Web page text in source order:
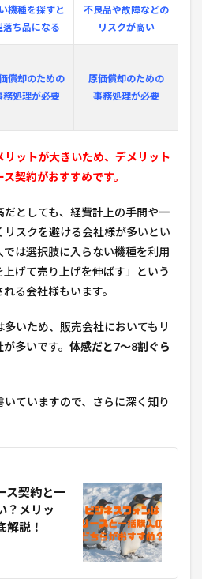
機種を探すと
落ち品になる
不良品や故障などの
リスクが高い
償却のための
務処理が必要
原価償却のための
事務処理が必要
ットが大きいため、デメリット
契約がおすすめです。
だとしても、経費計上の手間や一
スクを避ける会社様が多いとい
は選択肢に入らない機種を利用
げて売り上げを伸ばす」という
る会社様もいます。
いため、販売会社においてもリ
多いです。 体感だと7〜8割ぐら
ていますので、さらに深く知り
ス契約と一
？メリッ
解説！